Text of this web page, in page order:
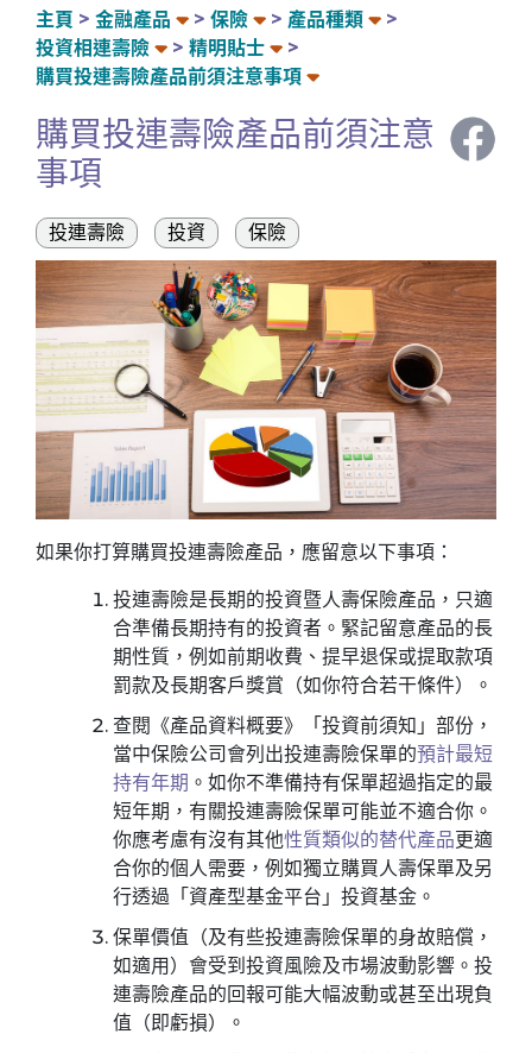
主頁 金融產品 保險
產品種類
投資相連壽險
精明貼士
購買投連壽險產品前須注意事項
購買投連壽險產品前須注意
事項
投連壽險 投資 保險
如果你打算購買投連壽險產品，應留意以下事項：
投連壽險是長期的投資暨人壽保險產品，只適
合準備長期持有的投資者。緊記留意產品的長
期性質，例如前期收費、提早退保或提取款項
罰款及長期客戶獎賞（如你符合若干條件）。
查閱《產品資料概要》「投資前須知」部份，
當中保險公司會列出投連壽險保單的預計最短
持有年期 。如你不準備持有保單超過指定的最
短年期，有關投連壽險保單可能並不適合你。
你應考慮有沒有其他性質類似的替代產品更適
合你的個人需要，例如獨立購買人壽保單及另
行透過「資產型基金平台」投資基金。
保單價值（及有些投連壽險保單的身故賠償，
如適用）會受到投資風險及巿場波動影響。投
連壽險產品的回報可能大幅波動或甚至出現負
值（即虧損）。